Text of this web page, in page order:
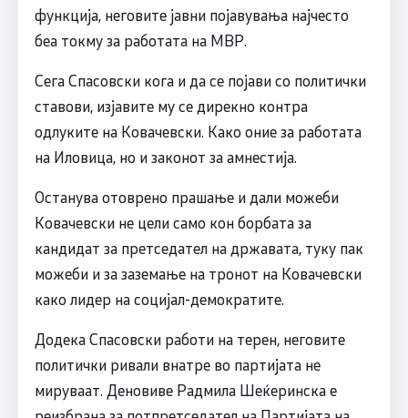
функција, неговите јавни појавувања најчесто
беа токму за работата на МВР.
Сега Спасовски кога и да се појави со политички
ставови, изјавите му се дирекно контра
одлуките на Ковачевски. Како оние за работата
на Иловица, но и законот за амнестија.
Останува отоврено прашање и дали можеби
Ковачевски не цели само кон борбата за
кандидат за претседател на државата, туку пак
можеби и за заземање на тронот на Ковачевски
како лидер на социјал-демократите.
Додека Спасовски работи на терен, неговите
политички ривали внатре во партијата не
мируваат. Деновиве Радмила Шеќеринска е